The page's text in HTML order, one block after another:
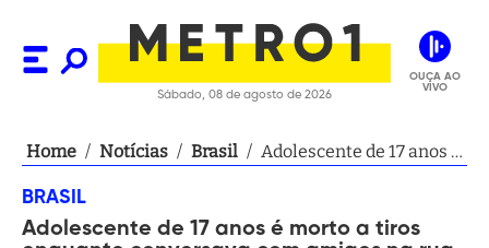
Sábado, 08 de agosto de 2026
OUÇA AO
VIVO
Home / Notícias / Brasil / Adolescente de 17 anos é
na rua
BRASIL
Adolescente de 17 anos é morto a tiros